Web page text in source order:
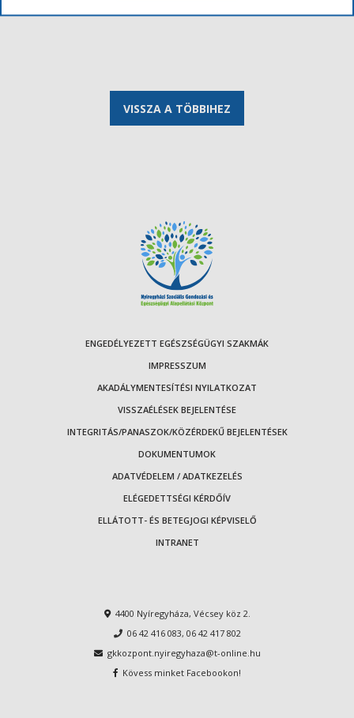
VISSZA A TÖBBIHEZ
ENGEDÉLYEZETT EGÉSZSÉGÜGYI SZAKMÁK
IMPRESSZUM
AKADÁLYMENTESÍTÉSI NYILATKOZAT
VISSZAÉLÉSEK BEJELENTÉSE
INTEGRITÁS/PANASZOK/KÖZÉRDEKŰ BEJELENTÉSEK
DOKUMENTUMOK
ADATVÉDELEM / ADATKEZELÉS
ELÉGEDETTSÉGI KÉRDŐÍV
ELLÁTOTT- ÉS BETEGJOGI KÉPVISELŐ
INTRANET
4400 Nyíregyháza, Vécsey köz 2.
06 42 416 083, 06 42 417 802
gkkozpont.nyiregyhaza@t-online.hu
Kövess minket Facebookon!